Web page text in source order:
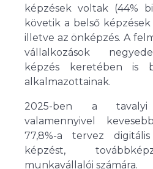
képzések voltak (44%
követik a belső
illetve az önképzés. A
vállalkozások
képzés keretében is
alkalmazottainak.
2025-ben a
valamennyivel
77,8%-a tervez
képzést,
munkavállalói számára.